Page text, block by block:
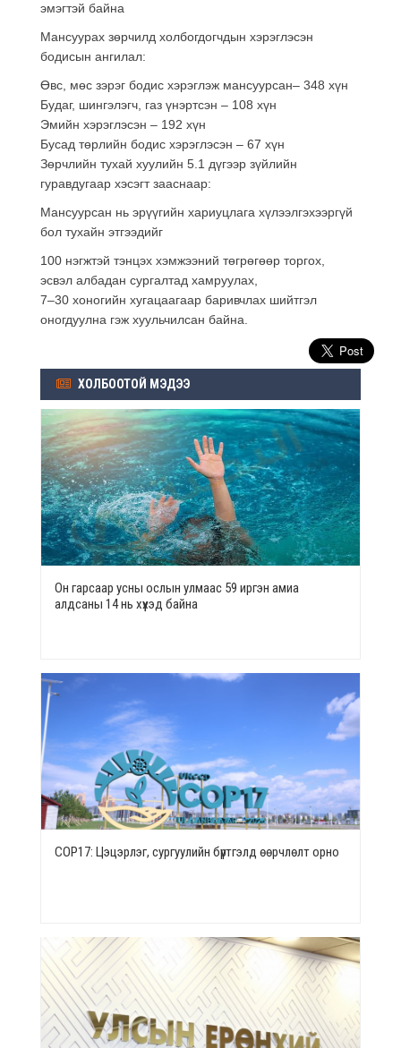
эмэгтэй байна
Мансуурах зөрчилд холбогдогчдын хэрэглэсэн
бодисын ангилал:
Өвс, мөс зэрэг бодис хэрэглэж мансуурсан– 348 хүн
Будаг, шингэлэгч, газ үнэртсэн – 108 хүн
Эмийн хэрэглэсэн – 192 хүн
Бусад төрлийн бодис хэрэглэсэн – 67 хүн
Зөрчлийн тухай хуулийн 5.1 дүгээр зүйлийн
гуравдугаар хэсэгт зааснаар:
Мансуурсан нь эрүүгийн хариуцлага хүлээлгэхээргүй
бол тухайн этгээдийг
100 нэгжтэй тэнцэх хэмжээний төгрөгөөр торгох,
эсвэл албадан сургалтад хамруулах,
7–30 хоногийн хугацаагаар баривчлах шийтгэл
оногдуулна гэж хуульчилсан байна.
ХОЛБООТОЙ МЭДЭЭ
Он гарсаар усны ослын улмаас 59 иргэн амиа
алдсаны 14 нь хүүхэд байна
СОР17: Цэцэрлэг, сургуулийн бүртгэлд өөрчлөлт орно